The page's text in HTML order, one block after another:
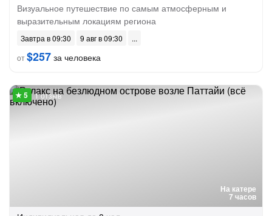
Визуальное путешествие по самым атмосферным и
выразительным локациям региона
Завтра в 09:30
9 авг в 09:30
от$257 за человека
На катере
7 часов
1 отзыв